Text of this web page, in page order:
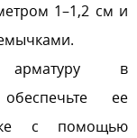
1–1,2 см и
арматуру в
ее
с помощью